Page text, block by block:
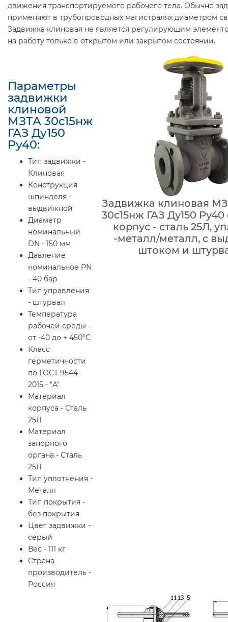
движения транспортируемого рабочего тела. Обычно
применяют в трубопроводных магистралях диаметром
Задвижка клиновая не является регулирующим
на работу только в открытом или закрытом состоянии.
Параметры
задвижки
клиновой
МЗТА 30с15нж
ГАЗ Ду150
Ру40:
Тип задвижки -
Клиновая
Конструкция
шпинделя -
выдвижной
Диаметр
номинальный
DN - 150 мм
Давление
номинальное PN
- 40 бар
Тип управления
- штурвал
Температура
рабочей среды -
от -40 до + 450°C
Класс
герметичности
по ГОСТ 9544-
2015 - "A"
Материал
корпуса - Сталь
25Л
Материал
запорного
органа - Сталь
25Л
Тип уплотнения -
Металл
Тип покрытия -
без покрытия
Цвет задвижки -
серый
Вес - 111 кг
Страна
производитель -
Россия
Задвижка клиновая
30с15нж ГАЗ Ду150
корпус - сталь 25Л,
-металл/металл, с
штоком и